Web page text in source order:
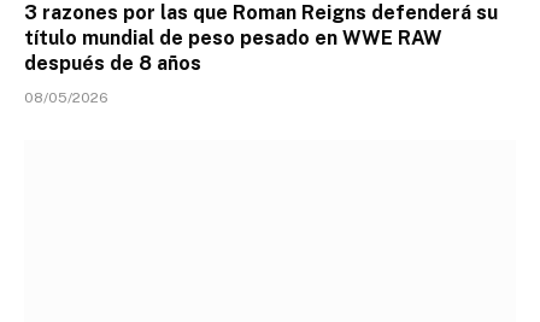
3 razones por las que Roman Reigns defenderá su
título mundial de peso pesado en WWE RAW
después de 8 años
08/05/2026